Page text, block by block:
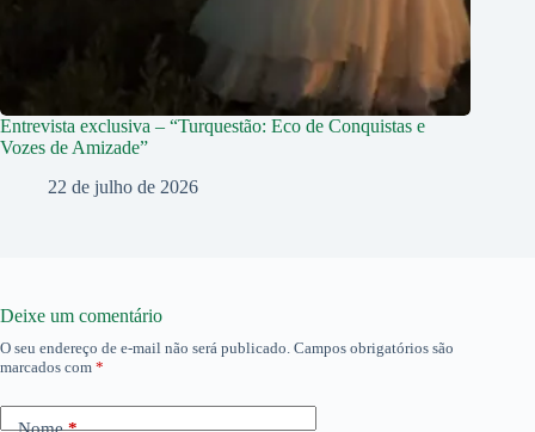
Entrevista exclusiva – “Turquestão: Eco de Conquistas e
Vozes de Amizade”
22 de julho de 2026
Deixe um comentário
O seu endereço de e-mail não será publicado. Campos obrigatórios são
marcados com *